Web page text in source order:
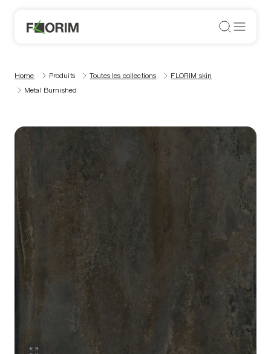
Home Produits Toutes les collections
FLORIM skin
Metal Burnished